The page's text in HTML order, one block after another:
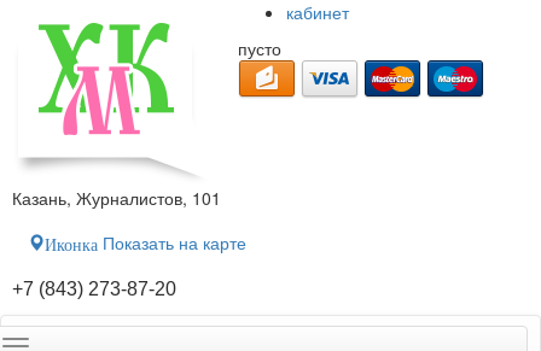
кабинет
пусто
Казань, Журналистов, 101
Иконка Показать на карте
+7 (843) 273-87-20